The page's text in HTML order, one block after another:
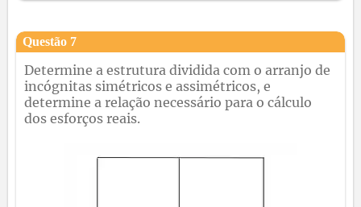
Questão 7
Determine a estrutura dividida com o arranjo de
incógnitas simétricos e assimétricos, e
determine a relação necessário para o cálculo
dos esforços reais.